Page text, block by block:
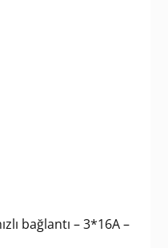
bağlantı – 3*16A –